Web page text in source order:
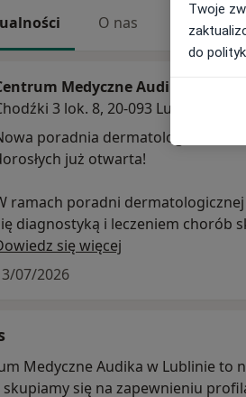
O nas Usługi
Medyczne Audika
3 lok. 8, 20-093 Lublin
poradnia dermatologiczna dla
już otwarta!
ramach poradni
diagnostyką i leczeniem chorób
oraz paznokci. W ramach
także badanie
się więcej
07/2026
Medyczne Audika w Lublinie to
się na zapewnieniu
Twoje
do